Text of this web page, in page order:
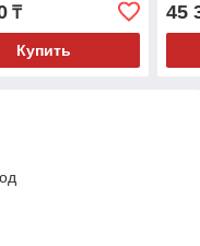
₸
Купить
45